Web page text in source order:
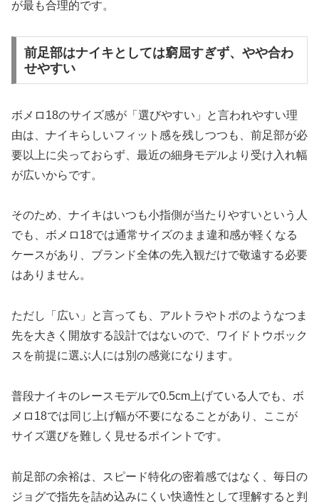
が最も合理的です。
前足部はナイキとしては窮屈すぎず、やや合わ
せやすい
ボメロ18のサイズ感が「選びやすい」と言われやすい理
由は、ナイキらしいフィット感を残しつつも、前足部が必
要以上に尖っておらず、最近の細身モデルより受け入れ幅
が広いからです。
そのため、ナイキはいつも小指側が当たりやすいという人
でも、ボメロ18では通常サイズのまま違和感が軽くなる
ケースがあり、ブランド全体の先入観だけで敬遠する必要
はありません。
ただし「広い」と言っても、アルトラやトポのようなつま
先を大きく開放する設計ではないので、ワイドトウボック
スを前提に選ぶ人には別の感覚になります。
普段ナイキのレースモデルで0.5cm上げている人でも、ボ
メロ18では同じ上げ幅が不要になることがあり、ここが
サイズ選びを難しく見せるポイントです。
前足部の余裕は、スピード特化の密着感ではなく、毎日の
ジョグで指先を詰め込みにくい快適性として理解すると判